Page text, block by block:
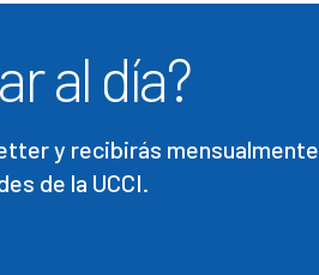
al día?
y recibirás mensualmente
de la UCCI.